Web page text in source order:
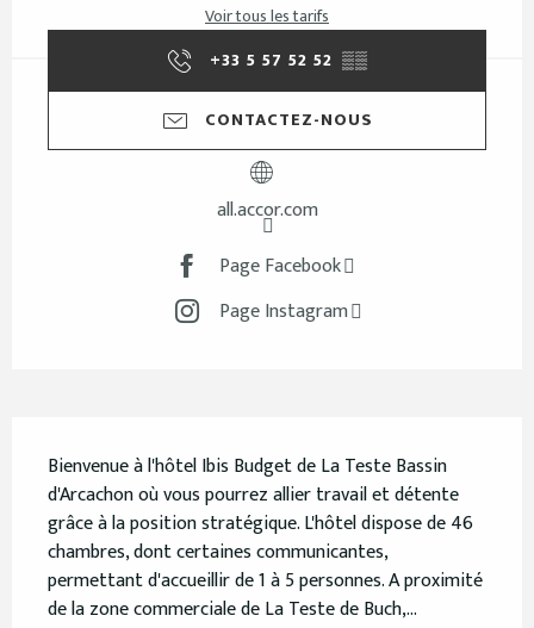
Voir tous les tarifs
+33 5 57 52 52 ▒▒
CONTACTEZ-NOUS
all.accor.com
Page Facebook
Page Instagram
Bienvenue à l'hôtel Ibis Budget de La Teste Bassin
d'Arcachon où vous pourrez allier travail et détente
grâce à la position stratégique. L'hôtel dispose de 46
chambres, dont certaines communicantes,
permettant d'accueillir de 1 à 5 personnes. A proximité
de la zone commerciale de La Teste de Buch,...